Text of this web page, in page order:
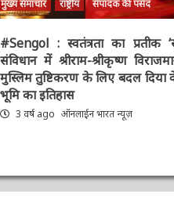
#Sengol : स्वतंत्रता का प्रतीक
संविधान में श्रीराम-श्रीकृष्ण
मुस्लिम तुष्टिकरण के लिए बदल दिया
भूमि का इतिहास
3 वर्ष ago ऑनलाईन भारत न्यूज़